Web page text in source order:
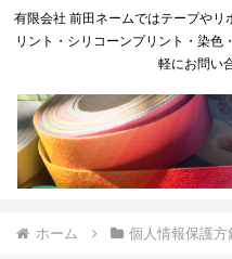
有限会社 前田ネームではテープや
リント・シリコーンプリント・染色
軽にお問い
ホーム 個人情報保護方